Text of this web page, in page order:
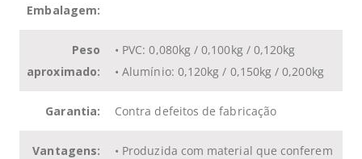
Embalagem:
Peso
aproximado:
• PVC: 0,080kg / 0,100kg / 0,120kg
• Alumínio: 0,120kg / 0,150kg / 0,200kg
Garantia: Contra defeitos de fabricação
Vantagens:
• Produzida com material que conferem